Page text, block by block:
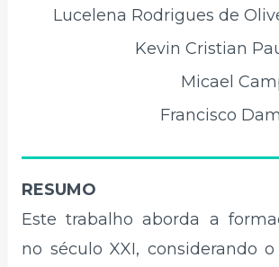
Lucelena Rodrigues de
Kevin Cristian
Micael
Francisco
RESUMO
Este trabalho aborda a
no século XXI, considerando